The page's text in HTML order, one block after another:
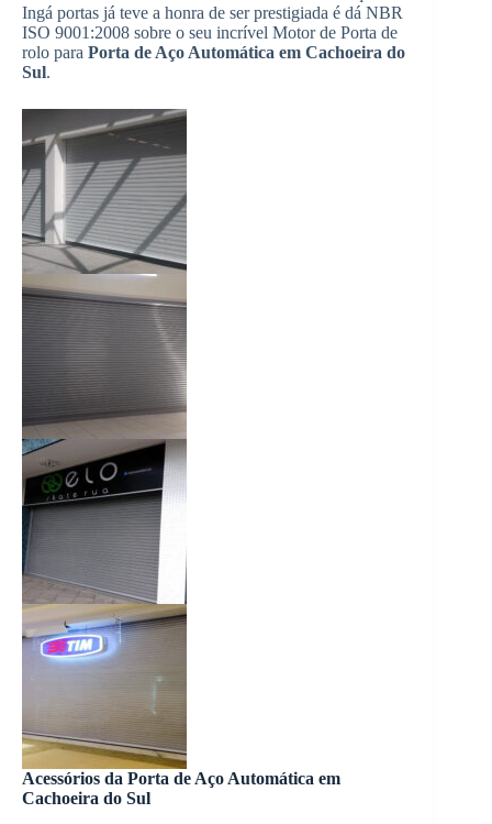
Ingá portas já teve a honra de ser prestigiada é dá NBR
ISO 9001:2008 sobre o seu incrível Motor de Porta de
rolo para Porta de Aço Automática em Cachoeira do
Sul.
Acessórios da Porta de Aço Automática em
Cachoeira do Sul